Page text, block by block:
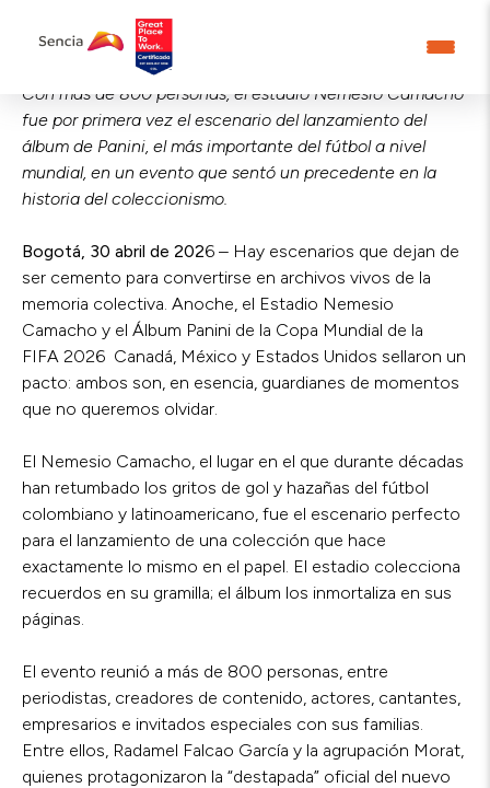
Con más de 800 personas, el estadio Nemesio Camacho
fue por primera vez el escenario del lanzamiento del
álbum de Panini, el más importante del fútbol a nivel
mundial, en un evento que sentó un precedente en la
historia del coleccionismo.
Bogotá, 30 abril de 2026 – Hay escenarios que dejan de
ser cemento para convertirse en archivos vivos de la
memoria colectiva. Anoche, el Estadio Nemesio
Camacho y el Álbum Panini de la Copa Mundial de la
FIFA 2026 Canadá, México y Estados Unidos sellaron un
pacto: ambos son, en esencia, guardianes de momentos
que no queremos olvidar.
El Nemesio Camacho, el lugar en el que durante décadas
han retumbado los gritos de gol y hazañas del fútbol
colombiano y latinoamericano, fue el escenario perfecto
para el lanzamiento de una colección que hace
exactamente lo mismo en el papel. El estadio colecciona
recuerdos en su gramilla; el álbum los inmortaliza en sus
páginas.
El evento reunió a más de 800 personas, entre
periodistas, creadores de contenido, actores, cantantes,
empresarios e invitados especiales con sus familias.
Entre ellos, Radamel Falcao García y la agrupación Morat,
quienes protagonizaron la “destapada” oficial del nuevo